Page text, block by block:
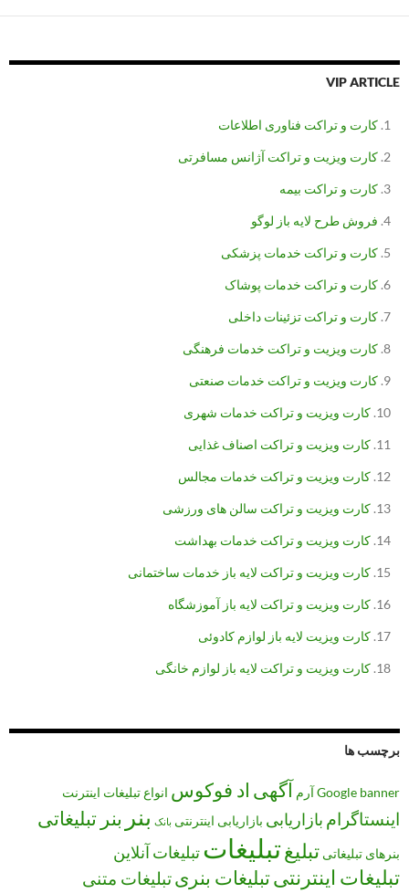
VIP ARTICLE
کارت و تراکت فناوری اطلاعات
کارت ویزیت و تراکت آژانس مسافرتی
کارت و تراکت بیمه
فروش طرح لایه باز لوگو
کارت و تراکت خدمات پزشکی
کارت و تراکت خدمات پوشاک
کارت و تراکت تزئینات داخلی
کارت ویزیت و تراکت خدمات فرهنگی
کارت ویزیت و تراکت خدمات صنعتی
کارت ویزیت و تراکت خدمات شهری
کارت ویزیت و تراکت اصناف غذایی
کارت ویزیت و تراکت خدمات مجالس
کارت ویزیت و تراکت سالن های ورزشی
کارت ویزیت و تراکت خدمات بهداشت
کارت ویزیت و تراکت لایه باز خدمات ساختمانی
کارت ویزیت و تراکت لایه باز آموزشگاه
کارت ویزیت لایه باز لوازم کادوئی
کارت ویزیت و تراکت لایه باز لوازم خانگی
برچسب ها
banner
Googleآرم آگهی اد فوکوس انواع تبلیغات اینترنت
اینستاگرام بازاریابی بازاریابی اینترنتی بانک بنر بنر تبلیغاتی
بنرهای تبلیغاتی تبلیغتبلیغاتتبلیغات آنلاین
تبلیغات اینترنتیتبلیغات بنریتبلیغات متنی